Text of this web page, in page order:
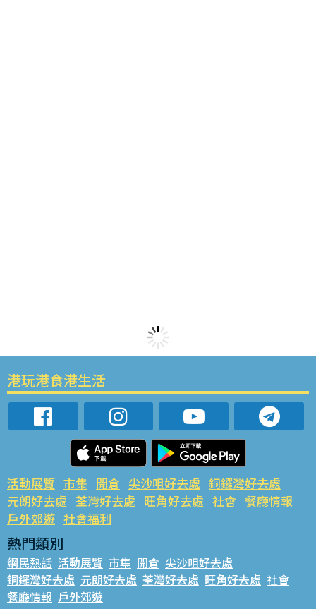
港玩港食港生活
活動展覽 市集 開倉 尖沙咀好去處 銅鑼灣好去處
元朗好去處 荃灣好去處 旺角好去處 社會 餐廳情報
戶外郊遊 社會福利
熱門類別
網民熱話 活動展覽 市集 開倉 尖沙咀好去處
銅鑼灣好去處 元朗好去處 荃灣好去處 旺角好去處 社會
餐廳情報 戶外郊遊